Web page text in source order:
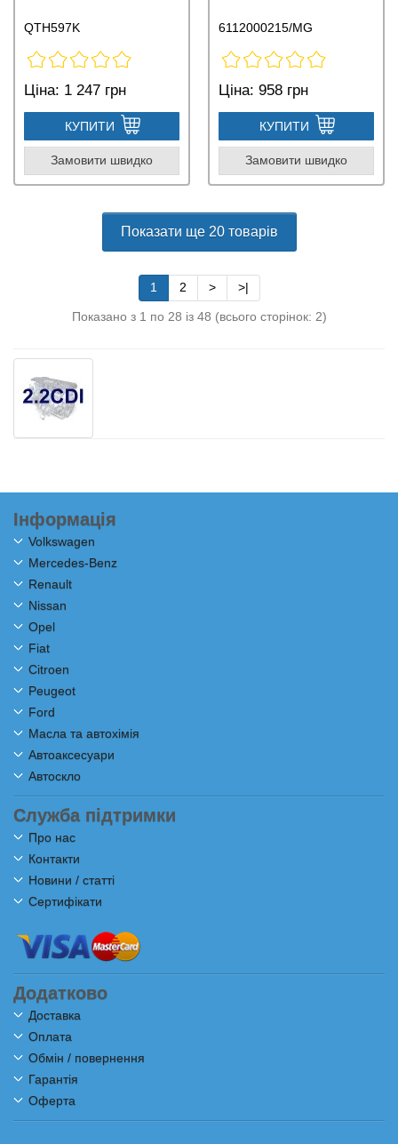
QTH597K
Ціна: 1 247 грн
КУПИТИ
Замовити швидко
6112000215/MG
Ціна: 958 грн
КУПИТИ
Замовити швидко
Показати ще 20 товарів
1 2 > >|
Показано з 1 по 28 із 48 (всього сторінок: 2)
Інформація
Volkswagen
Mercedes-Benz
Renault
Nissan
Opel
Fiat
Citroen
Peugeot
Ford
Масла та автохімія
Автоаксесуари
Автоскло
Служба підтримки
Про нас
Контакти
Новини / статті
Сертифікати
Додатково
Доставка
Оплата
Обмін / повернення
Гарантія
Оферта